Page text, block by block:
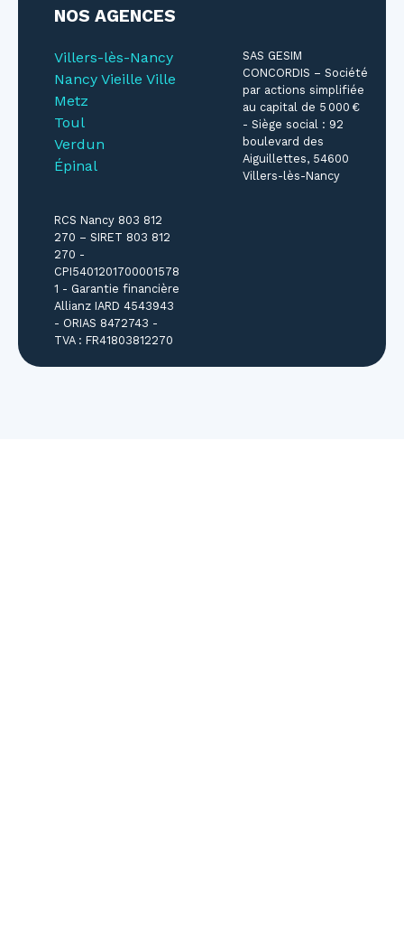
NOS AGENCES
Villers-lès-Nancy
Nancy Vieille Ville
Metz
Toul
Verdun
Épinal
SAS GESIM
CONCORDIS – Société
par actions simplifiée
au capital de 5 000 €
- Siège social : 92
boulevard des
Aiguillettes, 54600
Villers-lès-Nancy
RCS Nancy 803 812
270 – SIRET 803 812
270 -
CPI5401201700001578
1 - Garantie financière
Allianz IARD 4543943
- ORIAS 8472743 -
TVA : FR41803812270